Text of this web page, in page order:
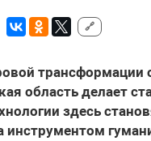
🔗
трансформации
область делает
здесь
инструментом